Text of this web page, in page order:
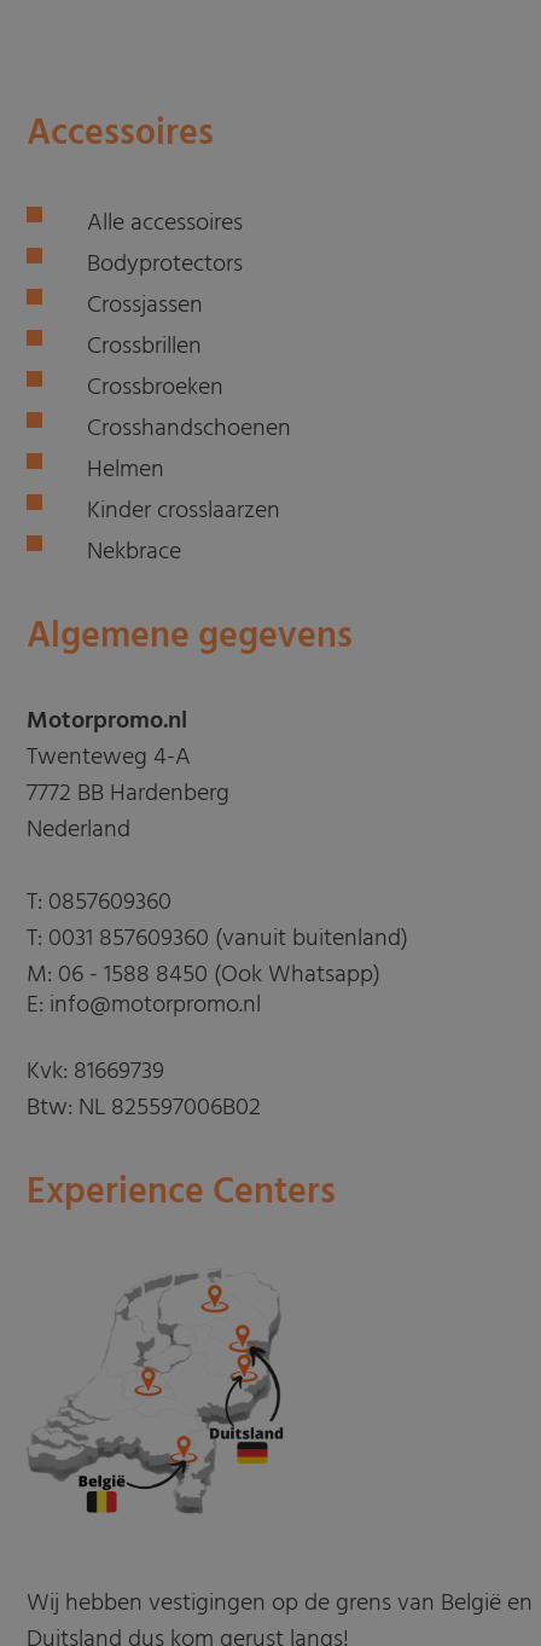
Accessoires
Alle accessoires
Bodyprotectors
Crossjassen
Crossbrillen
Crossbroeken
Crosshandschoenen
Helmen
Kinder crosslaarzen
Nekbrace
Algemene gegevens
Motorpromo.nl
Twenteweg 4-A
7772 BB Hardenberg
Nederland
T: 0857609360
T: 0031 857609360 (vanuit buitenland)
M: 06 - 1588 8450 (Ook Whatsapp)
E: info@motorpromo.nl
Kvk: 81669739
Btw: NL 825597006B02
Experience Centers
Wij hebben vestigingen op de grens van België en